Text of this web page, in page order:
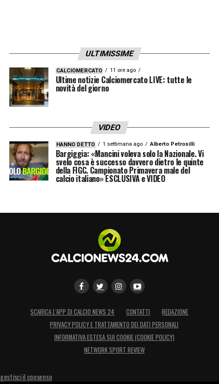
ULTIMISSIME
CALCIOMERCATO 11 ore ago
Ultime notizie Calciomercato LIVE: tutte le
novità del giorno
VIDEO
HANNO DETTO 1 settimana ago Alberto Petrosilli
Bargiggia: «Mancini voleva solo la Nazionale. Vi
svelo cosa è successo davvero dietro le quinte
della FIGC. Campionato Primavera male del
calcio italiano» ESCLUSIVA e VIDEO
SCARICA L’APP DI CALCIO NEWS 24 CONTATTI
REDAZIONE
PRIVACY POLICY E TRATTAMENTO DEI DATI PERSONALI
INFORMATIVA ESTESA SUI COOKIE (COOKIE POLICY)
NETWORK SPORT REVIEW
gestisci il consenso